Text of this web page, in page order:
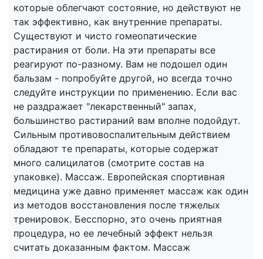
которые облегчают состояние, но действуют не
так эффективно, как внутренние препараты.
Существуют и чисто гомеопатические
растирания от боли. На эти препараты все
реагируют по-разному. Вам не подошел один
бальзам - попробуйте другой, но всегда точно
следуйте инструкции по применению. Если вас
не раздражает "лекарственный" запах,
большинство растираний вам вполне подойдут.
Сильным противовоспалительным действием
обладают те препараты, которые содержат
много салицилатов (смотрите состав на
упаковке). Массаж. Европейская спортивная
медицина уже давно применяет массаж как один
из методов восстановления после тяжелых
тренировок. Бесспорно, это очень приятная
процедура, но ее лечебный эффект нельзя
считать доказанным фактом. Массаж